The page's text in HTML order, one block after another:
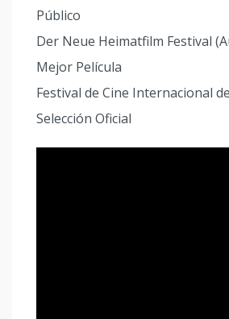
Público
Der Neue Heimatfilm Festival
Mejor Película
Festival de Cine Internacional
Selección Oficial